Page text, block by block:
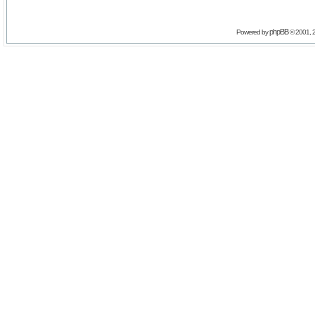
Powered byphpBB© 2001,